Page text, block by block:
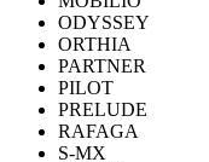
ODYSSEY
ORTHIA
PARTNER
PILOT
PRELUDE
RAFAGA
S-MX